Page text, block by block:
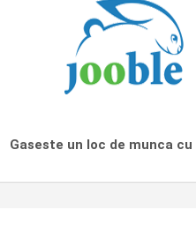
Gaseste un loc de munca cu